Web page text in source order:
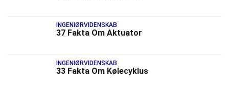
INGENIØRVIDENSKAB
37 Fakta Om Aktuator
INGENIØRVIDENSKAB
33 Fakta Om Kølecyklus